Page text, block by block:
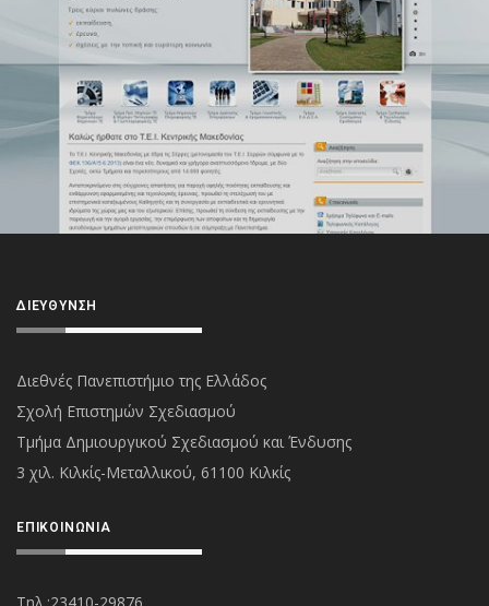
ΔΙΕΎΘΥΝΣΗ
Διεθνές Πανεπιστήμιο της Ελλάδος
Σχολή Επιστημών Σχεδιασμού
Τμήμα Δημιουργικού Σχεδιασμού και Ένδυσης
3 χιλ. Κιλκίς-Μεταλλικού, 61100 Κιλκίς
ΕΠΙΚΟΙΝΩΝΊΑ